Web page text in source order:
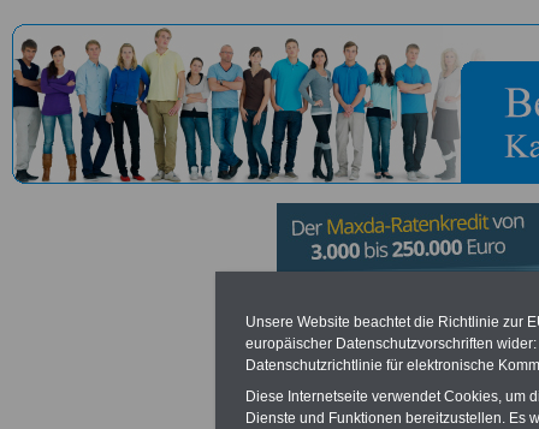
Koblenz in
Unsere Website beachtet die Richtlinie zur
europäischer Datenschutzvorschriften
Datenschutzrichtlinie für elektronische
Diese Internetseite verwendet Cookies, um
Dienste und Funktionen bereitzustellen. Es